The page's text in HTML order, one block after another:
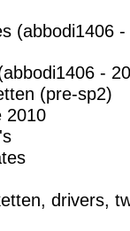
(abbodi1406
-
(pre-sp2)
2010
drivers,